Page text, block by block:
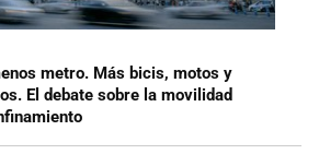
metro. Más bicis, motos y
El debate sobre la movilidad